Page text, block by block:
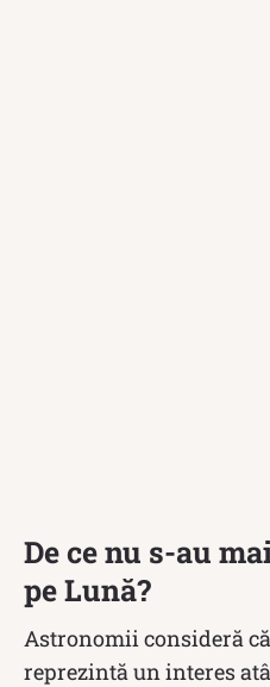
De ce nu s-au
pe Lună?
Astronomii consideră
reprezintă un interes